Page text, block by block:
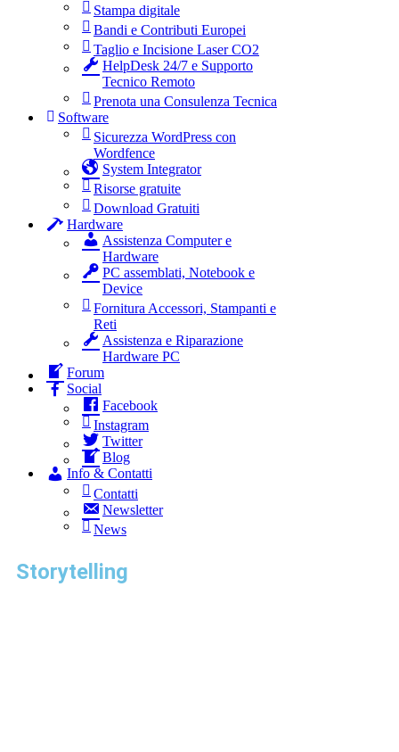
Stampa digitale
Bandi e Contributi Europei
Taglio e Incisione Laser CO2
HelpDesk 24/7 e Supporto
Tecnico Remoto
Prenota una Consulenza Tecnica
Software
Sicurezza WordPress con
Wordfence
System Integrator
Risorse gratuite
Download Gratuiti
Hardware
Assistenza Computer e
Hardware
PC assemblati, Notebook e
Device
Fornitura Accessori, Stampanti e
Reti
Assistenza e Riparazione
Hardware PC
Forum
Social
Facebook
Instagram
Twitter
Blog
Info & Contatti
Contatti
Newsletter
News
Storytelling